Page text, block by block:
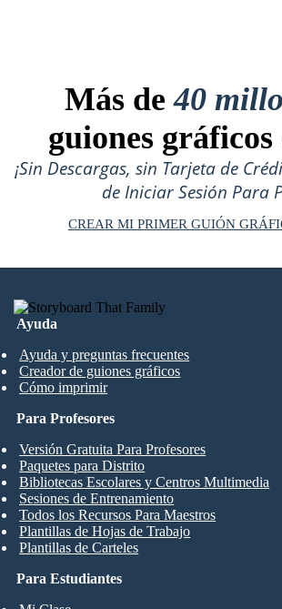
Más de40
guiones gráficos
¡Sin Descargas, sin Tarjeta de
de Iniciar Sesión Para
CREAR MI PRIMER GUIÓN
Ayuda
Ayuda y preguntas frecuentes
Creador de guiones gráficos
Cómo imprimir
Para Estudiantes
Para Profesores
Versión Gratuita Para Profesores
Paquetes para Distrito
Bibliotecas Escolares y Centros Multimedia
Sesiones de Entrenamiento
Todos los Recursos Para Maestros
Plantillas de Hojas de Trabajo
Plantillas de Carteles